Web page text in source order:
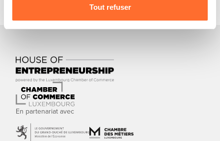
Tout refuser
En partenariat avec